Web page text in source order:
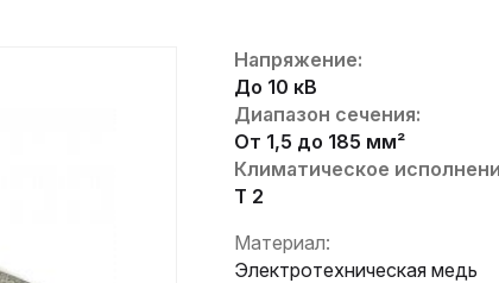
Напряжение:
До 10 кВ
Диапазон сечения:
От 1,5 до 185 мм²
Климатическое
Т 2
Материал:
Электротехническая медь